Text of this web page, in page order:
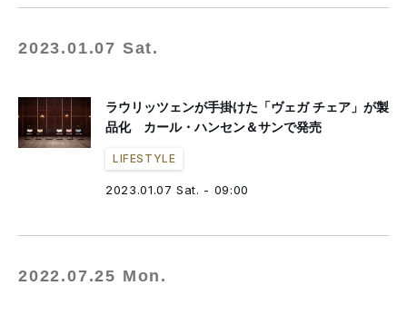
2023.01.07 Sat.
ラウリッツェンが手掛けた「ヴェガ チェア」が製
品化 カール・ハンセン＆サンで発売
LIFESTYLE
2023.01.07 Sat. - 09:00
2022.07.25 Mon.